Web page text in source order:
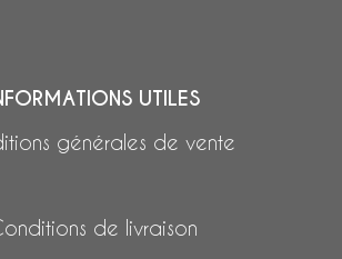
UTILES
générales de vente
de livraison